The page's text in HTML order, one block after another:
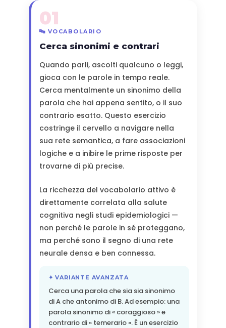
01
🔤 VOCABOLARIO
Cerca sinonimi e contrari
Quando parli, ascolti qualcuno o leggi,
gioca con le parole in tempo reale.
Cerca mentalmente un sinonimo della
parola che hai appena sentito, o il suo
contrario esatto. Questo esercizio
costringe il cervello a navigare nella
sua rete semantica, a fare associazioni
logiche e a inibire le prime risposte per
trovarne di più precise.
La ricchezza del vocabolario attivo è
direttamente correlata alla salute
cognitiva negli studi epidemiologici —
non perché le parole in sé proteggano,
ma perché sono il segno di una rete
neurale densa e ben connessa.
✦ VARIANTE AVANZATA
Cerca una parola che sia sia sinonimo
di A che antonimo di B. Ad esempio: una
parola sinonimo di « coraggioso » e
contrario di « temerario ». È un esercizio